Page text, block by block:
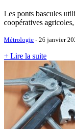
Les ponts bascules
coopératives
Métrologie - 26 janvier
+ Lire la suite